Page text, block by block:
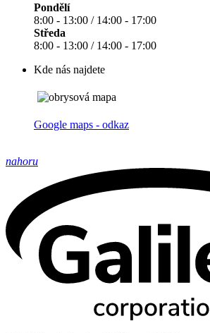
Pondělí
8:00 - 13:00 / 14:00 - 17:00
Středa
8:00 - 13:00 / 14:00 - 17:00
Kde nás najdete
Google maps - odkaz
nahoru